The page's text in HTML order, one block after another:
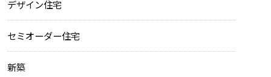
デザイン住宅
セミオーダー住宅
新築